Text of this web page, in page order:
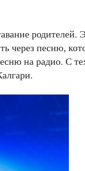
родителей.
через песню,
на радио. С